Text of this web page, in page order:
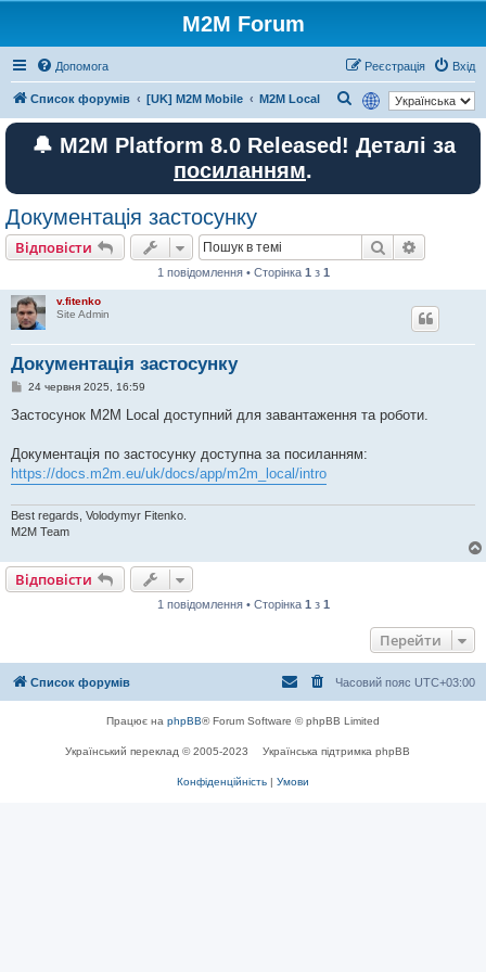
M2M Forum
Допомога Вхід
Реєстрація
Список форумів [UK] M2M Mobile M2M Local
о
ш
🔔 M2M Platform 8.0 Released! Деталі за
посиланням.
Документація застосунку
Відповісти Пошук
1 повідомлення • Сторінка 1 з 1
v.fitenko
Site Admin
Документація застосунку
П
в
о
л
н
н
я
24 червня 2025, 16:59
Застосунок M2M Local доступний для завантаження та роботи.
Документація по застосунку доступна за посиланням:
https://docs.m2m.eu/uk/docs/app/m2m_local/intro
Best regards, Volodymyr Fitenko.
M2M Team
Відповісти
1 повідомлення • Сторінка 1 з 1
Перейти
Список форумів Часовий пояс UTC+03:00
Працює на phpBB® Forum Software © phpBB Limited
Український переклад © 2005-2023 Українська підтримка phpBB
Конфіденційність | Умови